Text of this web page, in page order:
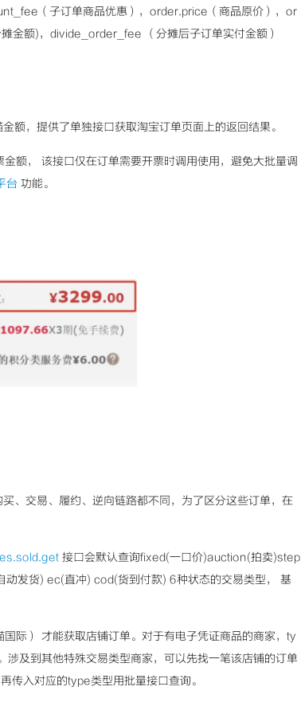
（子订单商品优惠），order.price（商品原价），or
额)，divide_order_fee （分摊后子订单实付金额）
额，提供了单独接口获取淘宝订单页面上的返回结果。
金额， 该接口仅在订单需要开票时调用使用，避免大批量调
台 功能。
、交易、履约、逆向链路都不同，为了区分这些订单，在
接口会默认查询fixed(一口价)auction(拍卖)step
发货) ec(直冲) cod(货到付款) 6种状态的交易类型， 基
际） 才能获取店铺订单。对于有电子凭证商品的商家，ty
及到其他特殊交易类型商家，可以先找一笔该店铺的订单
传入对应的type类型用批量接口查询。